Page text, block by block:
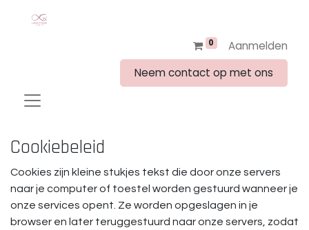
0
Aanmelden
Neem contact op met ons
Cookiebeleid
Cookies zijn kleine stukjes tekst die door onze servers
naar je computer of toestel worden gestuurd wanneer je
onze services opent. Ze worden opgeslagen in je
browser en later teruggestuurd naar onze servers, zodat